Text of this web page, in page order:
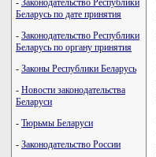
- Законодательство Республики
Беларусь по дате принятия
- Законодательство Республики
Беларусь по органу принятия
- Законы Республики Беларусь
- Новости законодательства
Беларуси
- Тюрьмы Беларуси
- Законодательство России